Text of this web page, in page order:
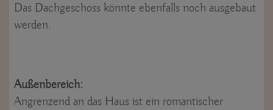
Das Dachgeschoss könnte ebenfalls noch ausgebaut
werden.
Außenbereich:
Angrenzend an das Haus ist ein romantischer